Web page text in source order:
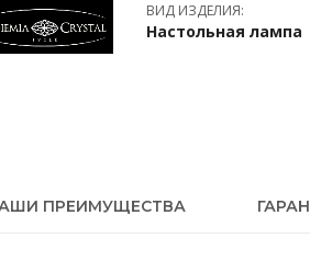
ВИД ИЗДЕЛИЯ:
Настольная лампа
ПРЕИМУЩЕСТВА